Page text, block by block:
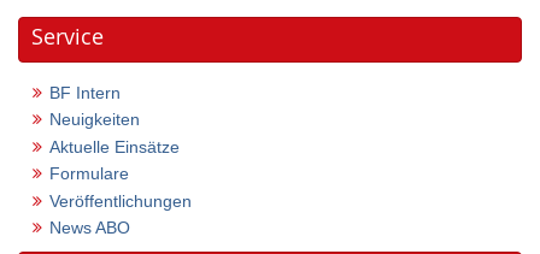
Service
BF Intern
Neuigkeiten
Aktuelle Einsätze
Formulare
Veröffentlichungen
News ABO